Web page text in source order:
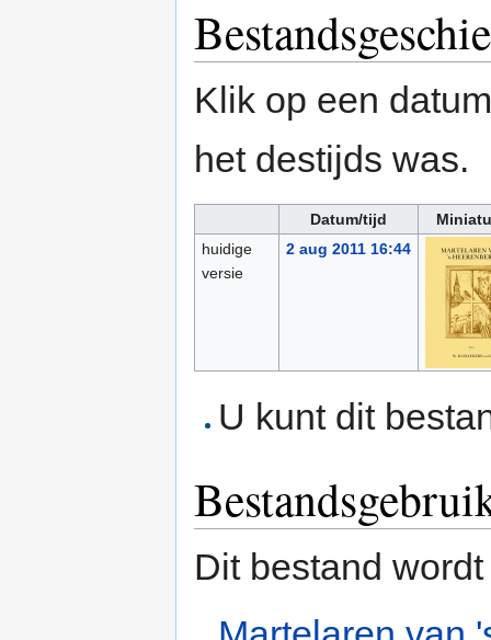
Klik op een
het destijds was.
Datum/tijd
huidige
versie
2 aug 2011 16:44
U kunt dit
Dit bestand